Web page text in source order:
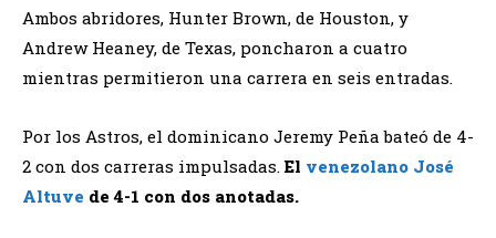
Ambos abridores, Hunter Brown, de Houston, y
Andrew Heaney, de Texas, poncharon a cuatro
mientras permitieron una carrera en seis entradas.
Por los Astros, el dominicano Jeremy Peña bateó de 4-
2 con dos carreras impulsadas.El venezolano José
Altuve de 4-1 con dos anotadas.